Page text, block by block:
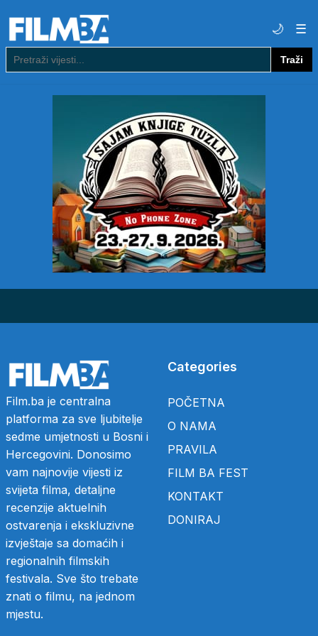
Pretraga
Traži
🌙 ☰
Film.ba je centralna
platforma za sve ljubitelje
sedme umjetnosti u Bosni i
Hercegovini. Donosimo
vam najnovije vijesti iz
svijeta filma, detaljne
recenzije aktuelnih
ostvarenja i ekskluzivne
izvještaje sa domaćih i
regionalnih filmskih
festivala. Sve što trebate
znati o filmu, na jednom
mjestu.
Categories
POČETNA
O NAMA
PRAVILA
FILM BA FEST
KONTAKT
DONIRAJ